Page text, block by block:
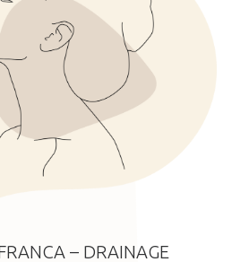
– DRAINAGE